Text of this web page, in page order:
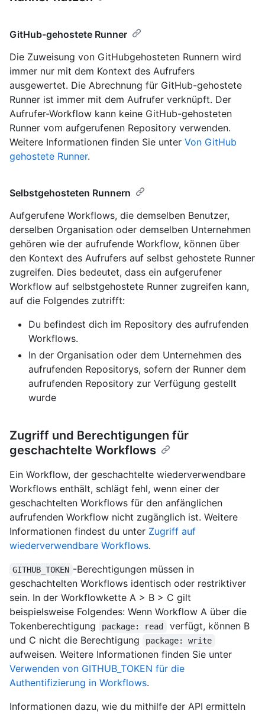
GitHub-gehostete Runner
Die Zuweisung von GitHubgehosteten Runnern wird
immer nur mit dem Kontext des Aufrufers
ausgewertet. Die Abrechnung für GitHub-gehostete
Runner ist immer mit dem Aufrufer verknüpft. Der
Aufrufer-Workflow kann keine GitHub-gehosteten
Runner vom aufgerufenen Repository verwenden.
Weitere Informationen finden Sie unter Von GitHub
gehostete Runner.
Selbstgehosteten Runnern
Aufgerufene Workflows, die demselben Benutzer,
derselben Organisation oder demselben Unternehmen
gehören wie der aufrufende Workflow, können über
den Kontext des Aufrufers auf selbst gehostete Runner
zugreifen. Dies bedeutet, dass ein aufgerufener
Workflow auf selbstgehostete Runner zugreifen kann,
auf die Folgendes zutrifft:
Du befindest dich im Repository des aufrufenden
Workflows.
In der Organisation oder dem Unternehmen des
aufrufenden Repositorys, sofern der Runner dem
aufrufenden Repository zur Verfügung gestellt
wurde
Zugriff und Berechtigungen für
geschachtelte Workflows
Ein Workflow, der geschachtelte wiederverwendbare
Workflows enthält, schlägt fehl, wenn einer der
geschachtelten Workflows für den anfänglichen
aufrufenden Workflow nicht zugänglich ist. Weitere
Informationen findest du unter Zugriff auf
wiederverwendbare Workflows.
GITHUB_TOKEN -Berechtigungen müssen in
geschachtelten Workflows identisch oder restriktiver
sein. In der Workflowkette A > B > C gilt
beispielsweise Folgendes: Wenn Workflow A über die
Tokenberechtigung
package: read
verfügt, können B
und C nicht die Berechtigung
package: write
aufweisen. Weitere Informationen finden Sie unter
Verwenden von GITHUB_TOKEN für die
Authentifizierung in Workflows.
Informationen dazu, wie du mithilfe der API ermitteln